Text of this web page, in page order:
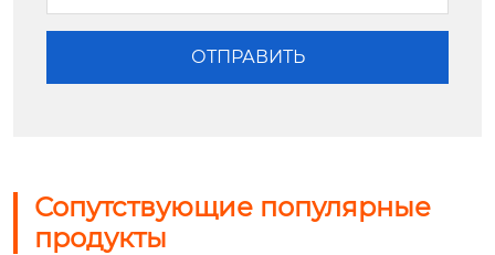
Сопутствующие популярные
продукты